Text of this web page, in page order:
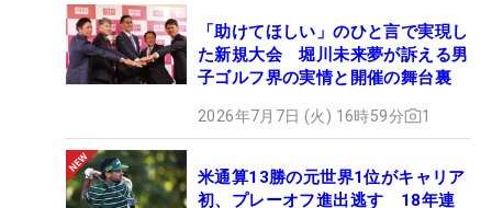
「助けてほしい」のひと言で実現し
た新規大会 堀川未来夢が訴える男
子ゴルフ界の実情と開催の舞台裏
2026年7月7日 (火) 16時59分 1
米通算13勝の元世界1位がキャリア
初、プレーオフ進出逃す 18年連